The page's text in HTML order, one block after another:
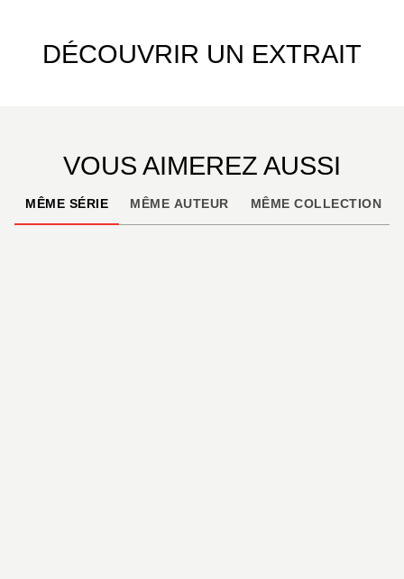
DÉCOUVRIR UN EXTRAIT
VOUS AIMEREZ AUSSI
MÊME SÉRIE MÊME AUTEUR MÊME COLLECTION